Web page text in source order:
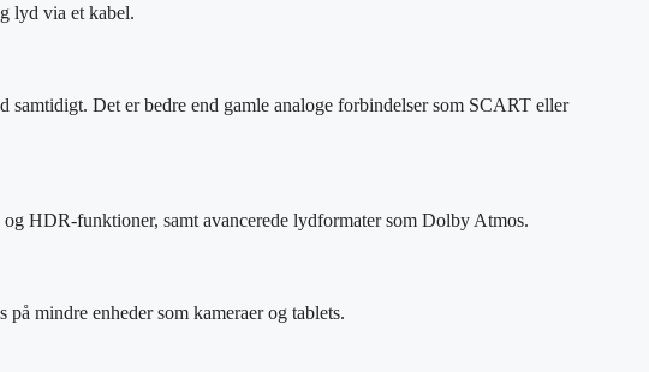
lyd via et kabel.
Det er bedre end gamle analoge forbindelser som SCART eller
HDR-funktioner, samt avancerede lydformater som Dolby Atmos.
mindre enheder som kameraer og tablets.